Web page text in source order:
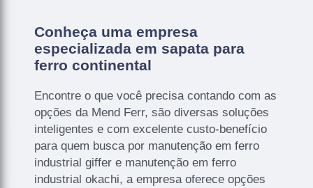
Conheça uma empresa
especializada em sapata para
ferro continental
Encontre o que você precisa contando com as
opções da Mend Ferr, são diversas soluções
inteligentes e com excelente custo-benefício
para quem busca por manutenção em ferro
industrial giffer e manutenção em ferro
industrial okachi, a empresa oferece opções